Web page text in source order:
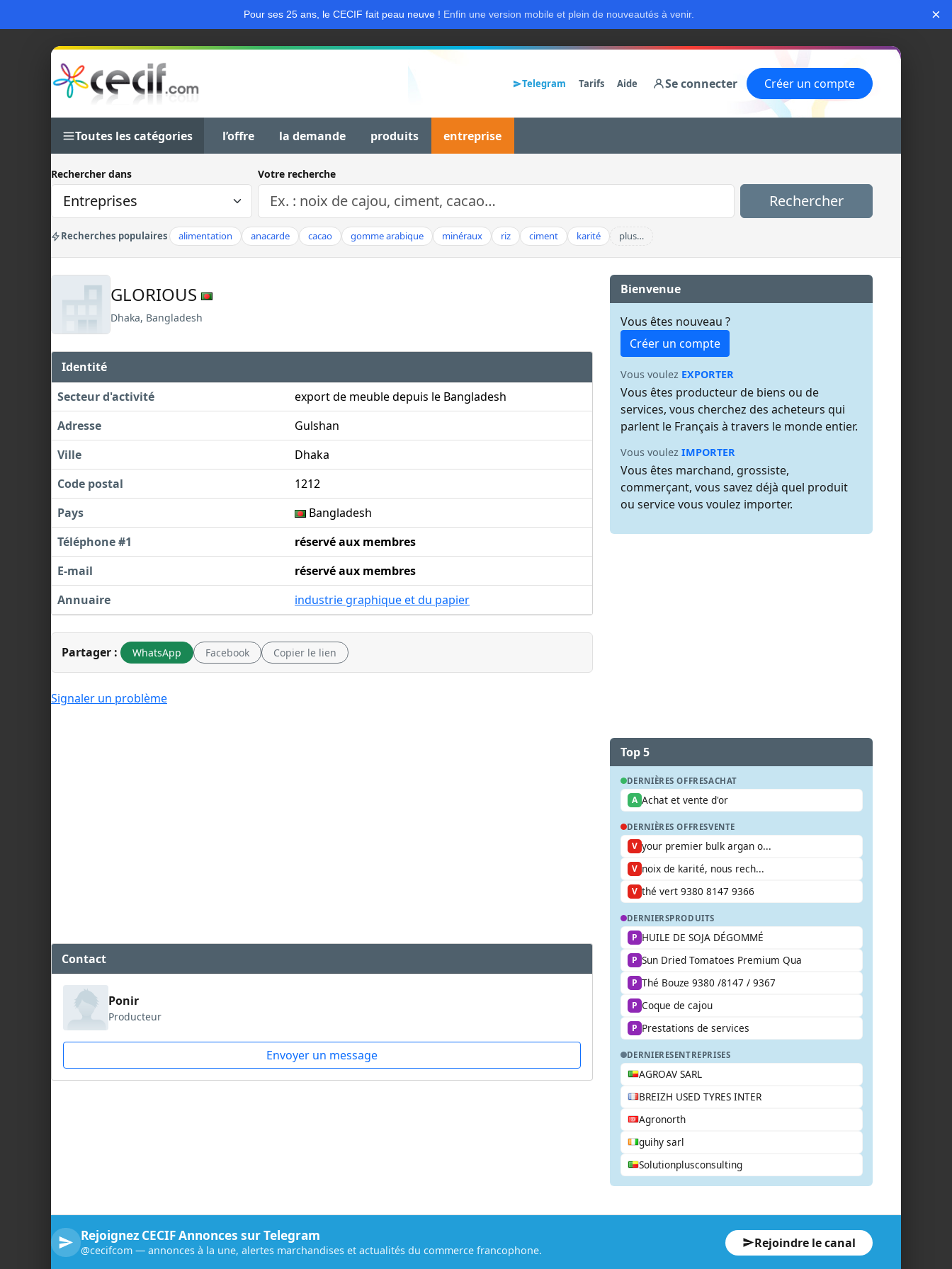
Pour ses 25 ans, le CECIF fait peau neuve ! Enfin une version mobile et plein de nouveautés à venir. ×
Telegram Tarifs Aide Se connecter Créer un compte
Toutes les catégories l’offre la demande produits entreprise
Rechercher dans Votre recherche
Rechercher
Recherches populaires alimentation anacarde cacao gomme arabique minéraux riz ciment karité plus…
GLORIOUS
Dhaka, Bangladesh
Identité
Secteur d'activité
export de meuble depuis le Bangladesh
Adresse
Gulshan
Ville
Dhaka
Code postal
1212
Pays
Bangladesh
Téléphone #1
réservé aux membres
E-mail
réservé aux membres
Annuaire
industrie graphique et du papier
Partager : WhatsApp Facebook Copier le lien
Signaler un problème
Contact
Ponir
Producteur
Envoyer un message
Bienvenue
Vous êtes nouveau ?
Créer un compte
Vous voulez EXPORTER
Vous êtes producteur de biens ou de
services, vous cherchez des acheteurs qui
parlent le Français à travers le monde entier.
Vous voulez IMPORTER
Vous êtes marchand, grossiste,
commerçant, vous savez déjà quel produit
ou service vous voulez importer.
Top 5
DERNIÈRES OFFRESACHAT
A Achat et vente d'or
DERNIÈRES OFFRESVENTE
V your premier bulk argan o...
V noix de karité, nous rech...
V thé vert 9380 8147 9366
DERNIERSPRODUITS
P HUILE DE SOJA DÉGOMMÉ
P Sun Dried Tomatoes Premium Qua
P Thé Bouze 9380 /8147 / 9367
P Coque de cajou
P Prestations de services
DERNIERESENTREPRISES
AGROAV SARL
BREIZH USED TYRES INTER
Agronorth
guihy sarl
Solutionplusconsulting
Rejoignez CECIF Annonces sur Telegram
@cecifcom — annonces à la une, alertes marchandises et actualités du commerce francophone. Rejoindre le canal